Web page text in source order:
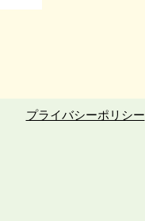
プライバシーポリシー